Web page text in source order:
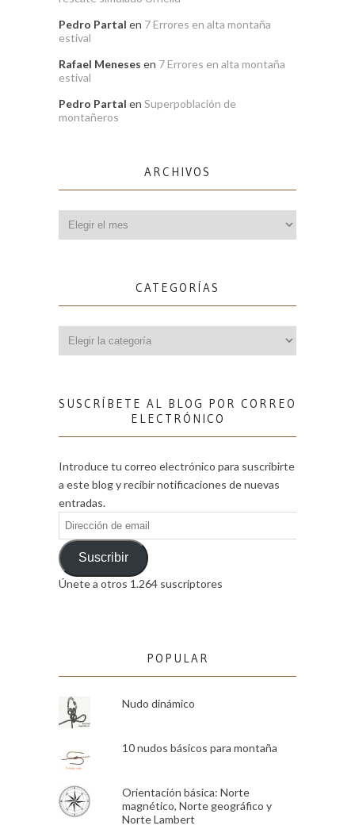
Pedro Partal en 7 Errores en alta montaña
estival
Rafael Meneses en 7 Errores en alta montaña
estival
Pedro Partal en Superpoblación de
montañeros
ARCHIVOS
CATEGORÍAS
SUSCRÍBETE AL BLOG POR CORREO
ELECTRÓNICO
Introduce tu correo electrónico para suscribirte
a este blog y recibir notificaciones de nuevas
entradas.
Dirección
de
emailSuscribir
Únete a otros 1.264 suscriptores
POPULAR
Nudo dinámico
10 nudos básicos para montaña
Orientación básica: Norte
magnético, Norte geográfico y
Norte Lambert